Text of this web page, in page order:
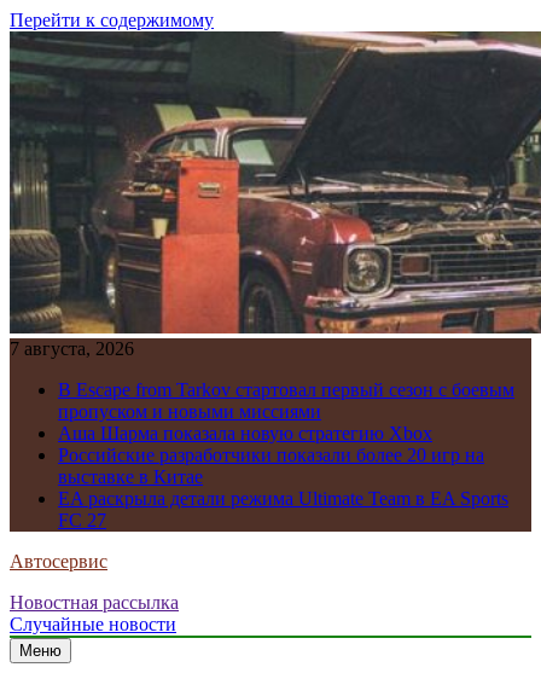
Перейти к содержимому
7 августа, 2026
В Escape from Tarkov стартовал первый сезон с боевым
пропуском и новыми миссиями
Аша Шарма показала новую стратегию Xbox
Российские разработчики показали более 20 игр на
выставке в Китае
EA раскрыла детали режима Ultimate Team в EA Sports
FC 27
Автосервис
Новостная рассылка
Случайные новости
Меню